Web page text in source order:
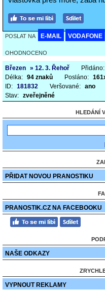
POSLAT NA E-MAIL VODAFONE
OHODNOCENO
Březen » 12. 3. Řehoř Přidáno:
Délka: 94 znaků Posláno:
ID: 181832 Veršované: ano
Stav: zveřejněné
HLEDÁNÍ
PŘIDAT NOVOU PRANOSTIKU
PRANOSTIK.CZ NA FACEBOOKU
NAŠE ODKAZY
VYPNOUT REKLAMY